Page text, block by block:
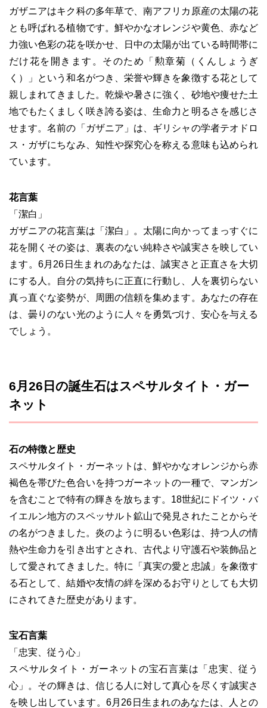
ガザニアはキク科の多年草で、南アフリカ原産の太陽の花
とも呼ばれる植物です。鮮やかなオレンジや黄色、赤など
力強い色彩の花を咲かせ、日中の太陽が出ている時間帯に
だけ花を開きます。そのため「勲章菊（くんしょうぎ
く）」という和名がつき、栄誉や輝きを象徴する花として
親しまれてきました。乾燥や暑さに強く、砂地や痩せた土
地でもたくましく咲き誇る姿は、生命力と明るさを感じさ
せます。名前の「ガザニア」は、ギリシャの学者テオドロ
ス・ガザにちなみ、知性や探究心を称える意味も込められ
ています。
花言葉
「潔白」
ガザニアの花言葉は「潔白」。太陽に向かってまっすぐに
花を開くその姿は、裏表のない純粋さや誠実さを映してい
ます。6月26日生まれのあなたは、誠実さと正直さを大切
にする人。自分の気持ちに正直に行動し、人を裏切らない
真っ直ぐな姿勢が、周囲の信頼を集めます。あなたの存在
は、曇りのない光のように人々を勇気づけ、安心を与える
でしょう。
6月26日の誕生石はスペサルタイト・ガー
ネット
石の特徴と歴史
スペサルタイト・ガーネットは、鮮やかなオレンジから赤
褐色を帯びた色合いを持つガーネットの一種で、マンガン
を含むことで特有の輝きを放ちます。18世紀にドイツ・バ
イエルン地方のスペッサルト鉱山で発見されたことからそ
の名がつきました。炎のように明るい色彩は、持つ人の情
熱や生命力を引き出すとされ、古代より守護石や装飾品と
して愛されてきました。特に「真実の愛と忠誠」を象徴す
る石として、結婚や友情の絆を深めるお守りとしても大切
にされてきた歴史があります。
宝石言葉
「忠実、従う心」
スペサルタイト・ガーネットの宝石言葉は「忠実、従う
心」。その輝きは、信じる人に対して真心を尽くす誠実さ
を映し出しています。6月26日生まれのあなたは、人との